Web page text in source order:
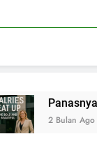
Panasnya
2 Bulan Ago